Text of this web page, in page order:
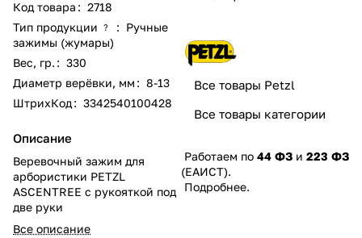
Код товара : 2718
Тип продукции
? : Ручные
зажимы (жумары)
Вес, гр. : 330
Диаметр верёвки, мм : 8-13
ШтрихКод: 3342540100428
Описание
Веревочный зажим для
арбористики PETZL
ASCENTREE с рукояткой под
две руки
Все описание
Все товары Petzl
Все товары категории
Работаем по 44 ФЗ и 223 ФЗ
(ЕАИСТ).
Подробнее.